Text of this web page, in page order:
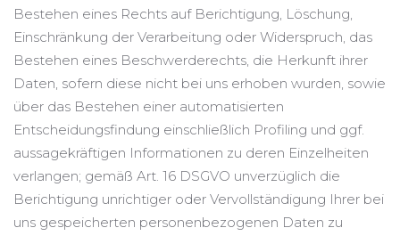
Bestehen eines Rechts auf Berichtigung, Löschung,
Einschränkung der Verarbeitung oder Widerspruch, das
Bestehen eines Beschwerderechts, die Herkunft ihrer
Daten, sofern diese nicht bei uns erhoben wurden, sowie
über das Bestehen einer automatisierten
Entscheidungsfindung einschließlich Profiling und ggf.
aussagekräftigen Informationen zu deren Einzelheiten
verlangen; gemäß Art. 16 DSGVO unverzüglich die
Berichtigung unrichtiger oder Vervollständigung Ihrer bei
uns gespeicherten personenbezogenen Daten zu